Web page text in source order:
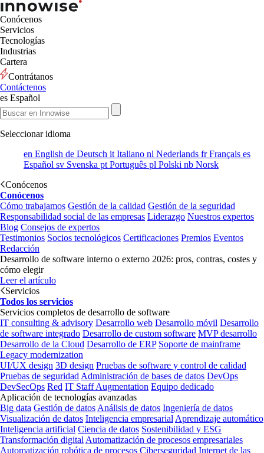
Conócenos
Servicios
Tecnologías
Industrias
Cartera
Contrátanos
Contáctenos
es Español
Seleccionar idioma
en English de Deutsch it Italiano nl Nederlands frFrançais es
Español sv Svenska pt Português pl Polski nb Norsk
Conócenos
Conócenos
Cómo trabajamos Gestión de la calidad Gestión de la seguridad
Responsabilidad social de las empresas Liderazgo Nuestros expertos
Blog Consejos de expertos
Testimonios Socios tecnológicos Certificaciones Premios Eventos
Redacción
Desarrollo de software interno o externo 2026: pros, contras, costes y
cómo elegir
Leer el artículo
Servicios
Todos los servicios
Servicios completos de desarrollo de software
IT consulting & advisory Desarrollo web Desarrollo móvil Desarrollo
de software integrado Desarrollo de custom software MVP desarrollo
Desarrollo de la Cloud Desarrollo de ERP Soporte de mainframe
Legacy modernization
UI/UX design 3D design Pruebas de software y control de calidad
Pruebas de seguridad Administración de bases de datos DevOps
DevSecOps Red IT Staff Augmentation Equipo dedicado
Aplicación de tecnologías avanzadas
Big data Gestión de datos Análisis de datos Ingeniería de datos
Visualización de datos Inteligencia empresarial Aprendizaje automático
Inteligencia artificial Ciencia de datos Sostenibilidad y ESG
Transformación digital Automatización de procesos empresariales
Automatización robótica de procesos Ciberseguridad Internet de las